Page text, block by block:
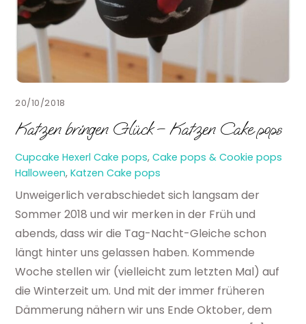
20/10/2018
Katzen bringen Glück – Katzen Cake pops
Cupcake Hexerl Cake pops,Cake pops & Cookie pops
Halloween,Katzen Cake pops
Unweigerlich verabschiedet sich langsam der
Sommer 2018 und wir merken in der Früh und
abends, dass wir die Tag-Nacht-Gleiche schon
längt hinter uns gelassen haben. Kommende
Woche stellen wir (vielleicht zum letzten Mal) auf
die Winterzeit um. Und mit der immer früheren
Dämmerung nähern wir uns Ende Oktober, dem